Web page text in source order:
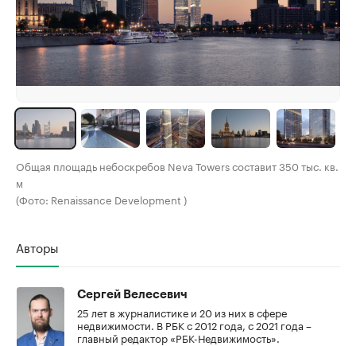
Общая площадь небоскребов Neva Towers составит 350 тыс. кв.
м
(Фото: Renaissance Development )
Авторы
Сергей Велесевич
25 лет в журналистике и 20 из них в сфере
недвижимости. В РБК с 2012 года, с 2021 года –
главный редактор «РБК-Недвижимость».